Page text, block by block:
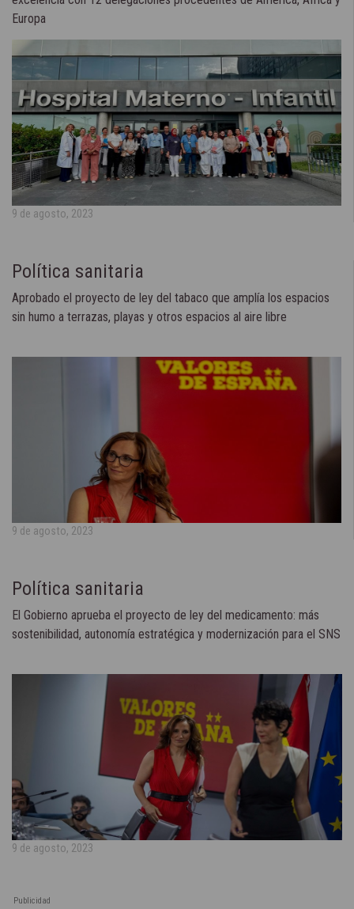
Europa
9 de agosto, 2023
Política sanitaria
Aprobado el proyecto de ley del tabaco que amplía los espacios
sin humo a terrazas, playas y otros espacios al aire libre
9 de agosto, 2023
Política sanitaria
El Gobierno aprueba el proyecto de ley del medicamento: más
sostenibilidad, autonomía estratégica y modernización para el SNS
9 de agosto, 2023
Publicidad